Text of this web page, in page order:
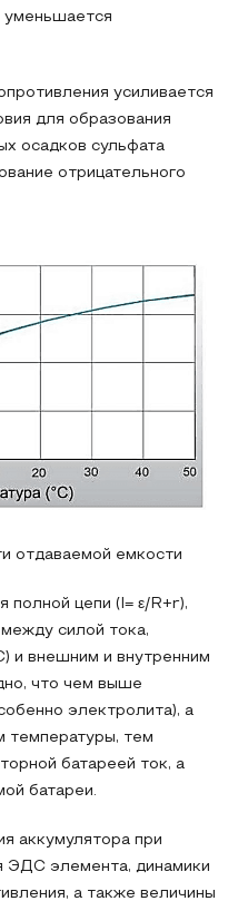
уменьшается
усиливается
для образования
осадков сульфата
отрицательного
отдаваемой емкости
полной цепи (I= ε/R+r),
силой тока,
и внешним и внутренним
что чем выше
электролита), а
температуры, тем
батареей ток, а
батареи.
аккумулятора при
ЭДС элемента, динамики
а также величины